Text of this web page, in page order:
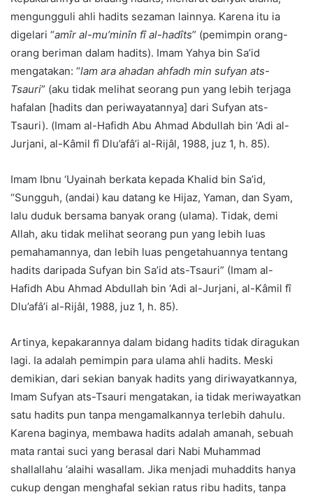
mengungguli ahli hadits sezaman lainnya. Karena itu ia
digelari “amîr al-mu’minîn fî al-hadîts” (pemimpin orang-
orang beriman dalam hadits). Imam Yahya bin Sa’id
mengatakan: “lam ara ahadan ahfadh min sufyan ats-
Tsauri” (aku tidak melihat seorang pun yang lebih terjaga
hafalan [hadits dan periwayatannya] dari Sufyan ats-
Tsauri). (Imam al-Hafidh Abu Ahmad Abdullah bin ‘Adi al-
Jurjani, al-Kâmil fî Dlu’afâ’i al-Rijâl, 1988, juz 1, h. 85).
Imam Ibnu ‘Uyainah berkata kepada Khalid bin Sa’id,
“Sungguh, (andai) kau datang ke Hijaz, Yaman, dan Syam,
lalu duduk bersama banyak orang (ulama). Tidak, demi
Allah, aku tidak melihat seorang pun yang lebih luas
pemahamannya, dan lebih luas pengetahuannya tentang
hadits daripada Sufyan bin Sa’id ats-Tsauri” (Imam al-
Hafidh Abu Ahmad Abdullah bin ‘Adi al-Jurjani, al-Kâmil fî
Dlu’afâ’i al-Rijâl, 1988, juz 1, h. 85).
Artinya, kepakarannya dalam bidang hadits tidak diragukan
lagi. Ia adalah pemimpin para ulama ahli hadits. Meski
demikian, dari sekian banyak hadits yang diriwayatkannya,
Imam Sufyan ats-Tsauri mengatakan, ia tidak meriwayatkan
satu hadits pun tanpa mengamalkannya terlebih dahulu.
Karena baginya, membawa hadits adalah amanah, sebuah
mata rantai suci yang berasal dari Nabi Muhammad
shallallahu ‘alaihi wasallam. Jika menjadi muhaddits hanya
cukup dengan menghafal sekian ratus ribu hadits, tanpa